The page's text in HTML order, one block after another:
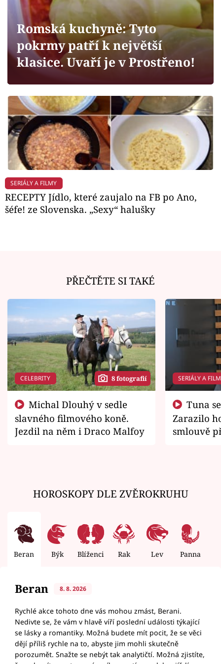
Sledujte prima+
Filmový festival Karlovy Vary
Pořady
Mámy sobě
Přihlášení
Sledujte nás
Romská kuchyně: Tyto
pokrmy patří k největší
klasice. Uvaří je v Prostřeno!
SERIÁLY A FILMY
RECEPTY Jídlo, které zaujalo na FB po Ano,
šéfe! ze Slovenska. „Sexy“ halušky
PŘEČTĚTE SI TAKÉ
CELEBRITY 8 fotografií
slavného filmového koně.
Jezdil na něm i Draco Malfoy
SERIÁLY A
Zarazilo
smlouvě
HOROSKOPY DLE ZVĚROKRUHU
Beran Býk Blíženci Rak Lev Panna
Beran 8. 8. 2026
Rychlé akce tohoto dne vás mohou zmást, Berani.
Nedivte se, že vám v hlavě víří poslední události týkající
se lásky a romantiky. Možná budete mít pocit, že se věci
dějí příliš rychle na to, abyste jim mohli skutečně
porozumět. Snažte se nebýt tak analytičtí. Možná zjistíte,